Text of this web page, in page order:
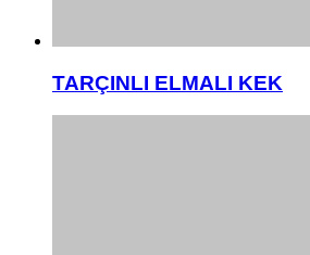
TARÇINLI ELMALI KEK